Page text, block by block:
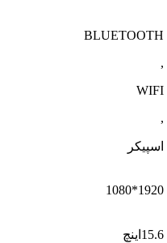
BLUETOOTH
,
WIFI
,
اسپیکر
1920*1080
15.6اینچ